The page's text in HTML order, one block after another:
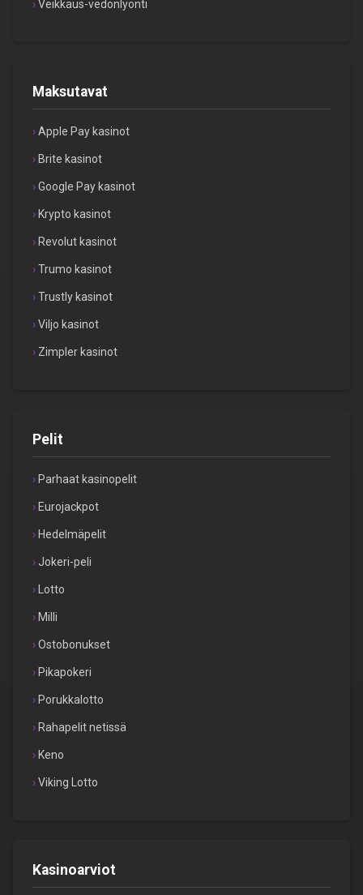
Veikkaus-vedonlyönti
Maksutavat
Apple Pay kasinot
Brite kasinot
Google Pay kasinot
Krypto kasinot
Revolut kasinot
Trumo kasinot
Trustly kasinot
Viljo kasinot
Zimpler kasinot
Pelit
Parhaat kasinopelit
Eurojackpot
Hedelmäpelit
Jokeri-peli
Lotto
Milli
Ostobonukset
Pikapokeri
Porukkalotto
Rahapelit netissä
Keno
Viking Lotto
Kasinoarviot